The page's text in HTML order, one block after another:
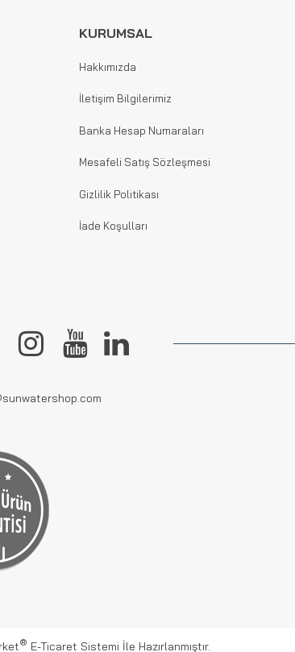
KURUMSAL
Hakkımızda
İletişim Bilgilerimiz
Banka Hesap Numaraları
Mesafeli Satış Sözleşmesi
Gizlilik Politikası
İade Koşulları
® E-Ticaret Sistemi İle Hazırlanmıştır.